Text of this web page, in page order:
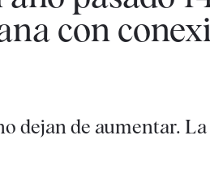
con
dejan de aumentar.